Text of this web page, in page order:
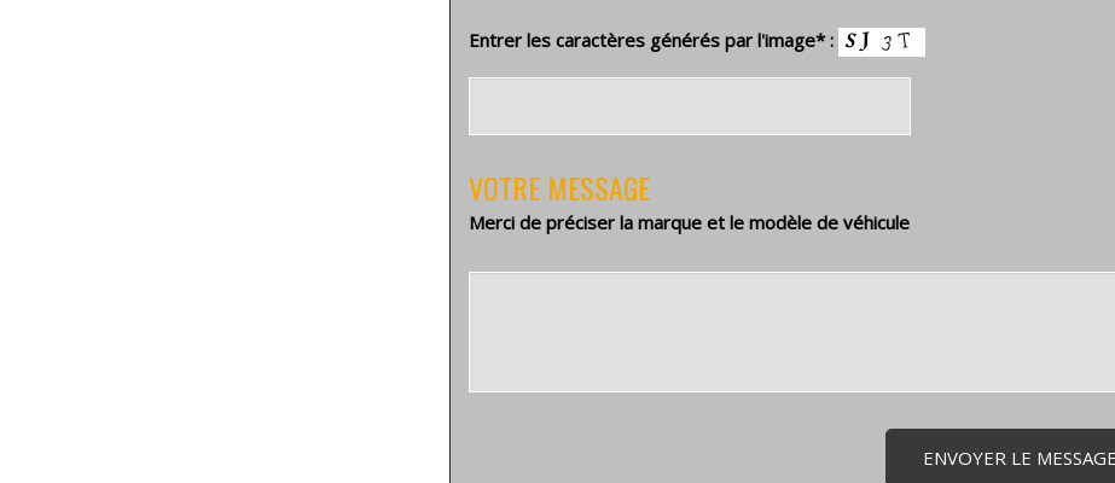
Entrer les caractères générés par l'image*:
VOTRE MESSAGE
Merci de préciser la marque et le modèle de véhicule